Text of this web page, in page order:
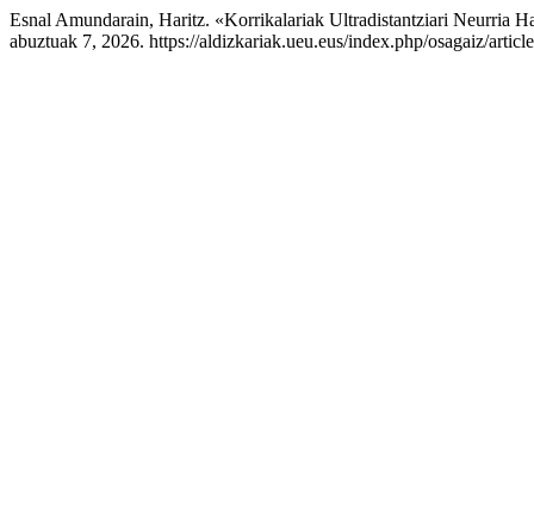
Esnal Amundarain, Haritz. «Korrikalariak Ultradistantziari Neurria
abuztuak 7, 2026. https://aldizkariak.ueu.eus/index.php/osagaiz/